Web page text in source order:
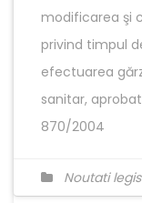
modificarea şi
privind timpul
efectuarea
sanitar,
870/2004
Noutati